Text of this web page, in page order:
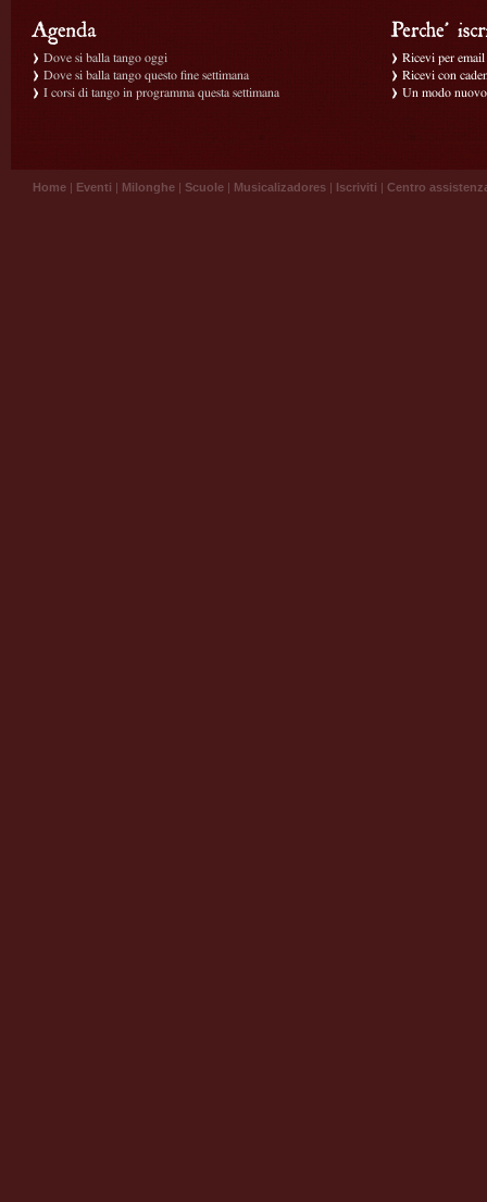
Dove si balla tango oggi
Dove si balla tango questo fine settimana
I corsi di tango in programma questa settimana
Ricevi per
Ricevi con
Un modo
Home | Eventi | Milonghe | Scuole | Musicalizadores | Iscriviti | Centro